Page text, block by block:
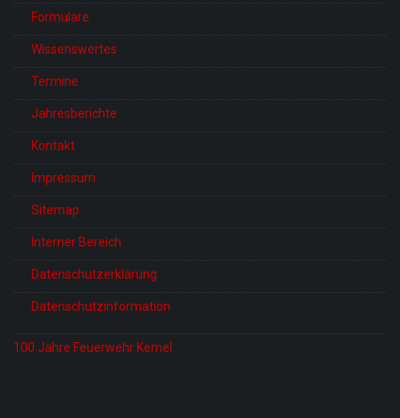
Formulare
Wissenswertes
Termine
Jahresberichte
Kontakt
Impressum
Sitemap
Interner Bereich
Datenschutzerklärung
Datenschutzinformation
100 Jahre Feuerwehr Kemel